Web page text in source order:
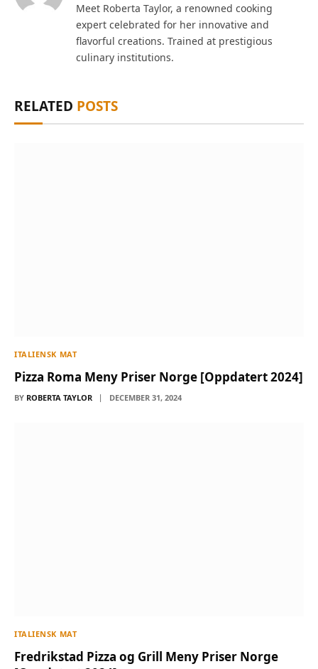
Meet Roberta Taylor, a renowned cooking
expert celebrated for her innovative and
flavorful creations. Trained at prestigious
culinary institutions.
RELATED POSTS
ITALIENSK MAT
Pizza Roma Meny Priser Norge [Oppdatert 2024]
BY ROBERTA TAYLOR DECEMBER 31, 2024
ITALIENSK MAT
Fredrikstad Pizza og Grill Meny Priser Norge